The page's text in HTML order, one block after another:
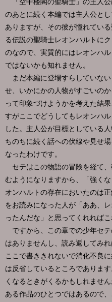
「空中楼閣の聖騎士」の主人
のあとに続く本編では主人公と
ありますが、その彼が憧れてい
る伝説の聖騎士レオンハルトに
のなので、実質的にはレオンハ
ではないかも知れません。
まだ本編に登場すらしていな
せ、いかにかの人物がすごいの
って印象づけようかを考えた結
すがここでどうしてもレオンハ
した。主人公が目標としている
ちのちに続く話への伏線や見せ
なったわけです。
セテはこの物語の冒険を経て
むようになりますから、「強く
オンハルトの存在においたのは
をお読みになった人が「ああ、
ったんだな」と思ってくれれば
ですから、この章での少年セ
はありませんし、読み返してみ
ここで書ききれないで消化不良
は反省しているところでありま
くなるときがくるかもしれませ
ある作品のひとつではあるので